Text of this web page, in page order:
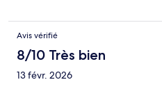
Avis vérifié
8/10 Très bien
13 févr. 2026